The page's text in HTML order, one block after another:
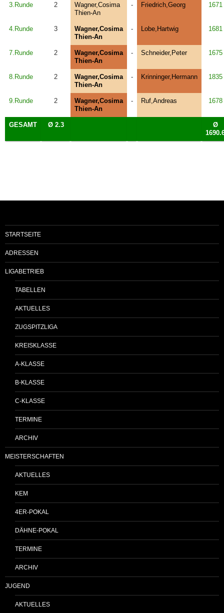
3.Runde 2
Wagner,Cosima
Thien-An
- Friedrich,Georg 1671
4.Runde 3
Wagner,Cosima
Thien-An
- Lobe,Hartwig 1681
7.Runde 2
Wagner,Cosima
Thien-An
- Schneider,Peter 1675
8.Runde 2
Wagner,Cosima
Thien-An
- Krinninger,Hermann 1835
9.Runde 2
Wagner,Cosima
Thien-An
- Ruf,Andreas 1678
GESAMT Ø 2.3
Ø
STARTSEITE
ADRESSEN
LIGABETRIEB
TABELLEN
AKTUELLES
ZUGSPITZLIGA
KREISKLASSE
A-KLASSE
B-KLASSE
C-KLASSE
TERMINE
ARCHIV
MEISTERSCHAFTEN
AKTUELLES
KEM
4ER-POKAL
DÄHNE-POKAL
TERMINE
ARCHIV
JUGEND
AKTUELLES